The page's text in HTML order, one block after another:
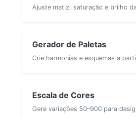
Ajuste matiz, saturação e brilho
Gerador de Paletas
Crie harmonias e esquemas a
Escala de Cores
Gere variações 50–900 para